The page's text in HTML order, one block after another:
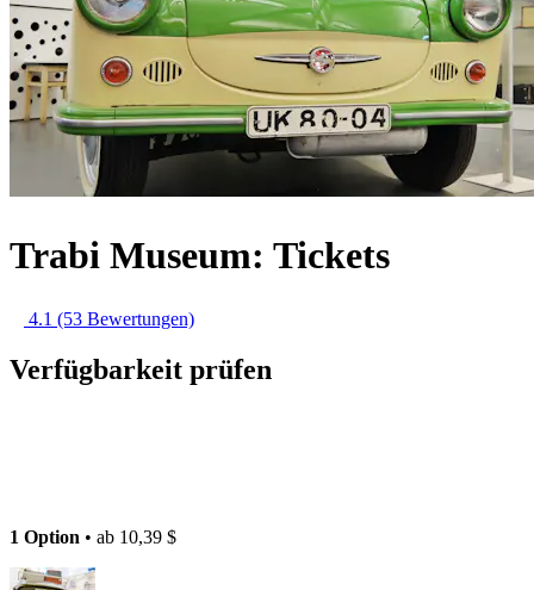
Trabi Museum: Tickets
4.1 (53 Bewertungen)
Verfügbarkeit prüfen
1 Option • ab 10,39 $